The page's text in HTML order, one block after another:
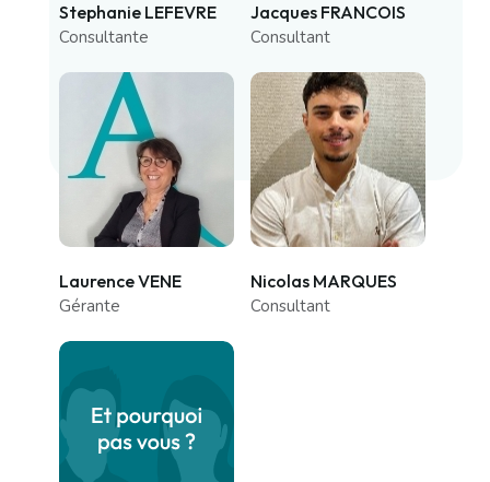
Stephanie LEFEVRE
Consultante
Jacques FRANCOIS
Consultant
Laurence VENE
Gérante
Nicolas MARQUES
Consultant